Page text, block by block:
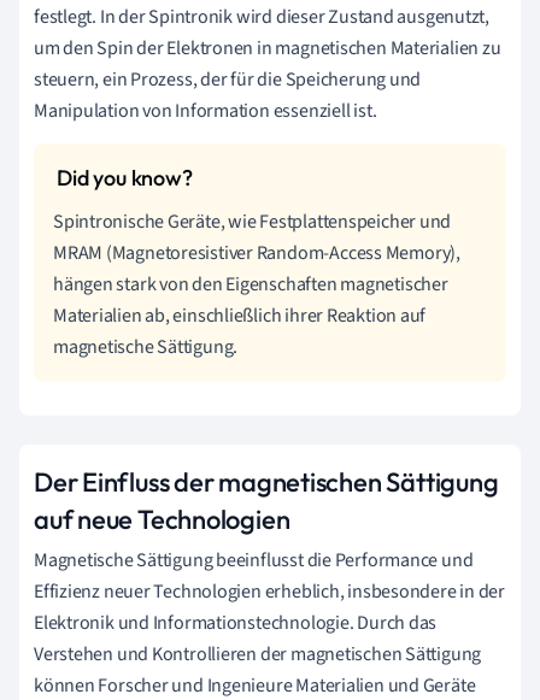
festlegt. In der Spintronik wird dieser Zustand ausgenutzt,
um den Spin der Elektronen in magnetischen Materialien zu
steuern, ein Prozess, der für die Speicherung und
Manipulation von Information essenziell ist.
Spintronische Geräte, wie Festplattenspeicher und
MRAM (Magnetoresistiver Random-Access Memory),
hängen stark von den Eigenschaften magnetischer
Materialien ab, einschließlich ihrer Reaktion auf
magnetische Sättigung.
Der Einfluss der magnetischen Sättigung
auf neue Technologien
Magnetische Sättigung beeinflusst die Performance und
Effizienz neuer Technologien erheblich, insbesondere in der
Elektronik und Informationstechnologie. Durch das
Verstehen und Kontrollieren der magnetischen Sättigung
können Forscher und Ingenieure Materialien und Geräte